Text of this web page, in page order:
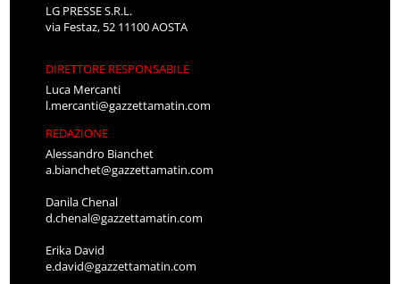
LG PRESSE S.R.L.
via Festaz, 52 11100 AOSTA
DIRETTORE RESPONSABILE
Luca Mercanti
l.mercanti@gazzettamatin.com
REDAZIONE
Alessandro Bianchet
a.bianchet@gazzettamatin.com
Danila Chenal
d.chenal@gazzettamatin.com
Erika David
e.david@gazzettamatin.com